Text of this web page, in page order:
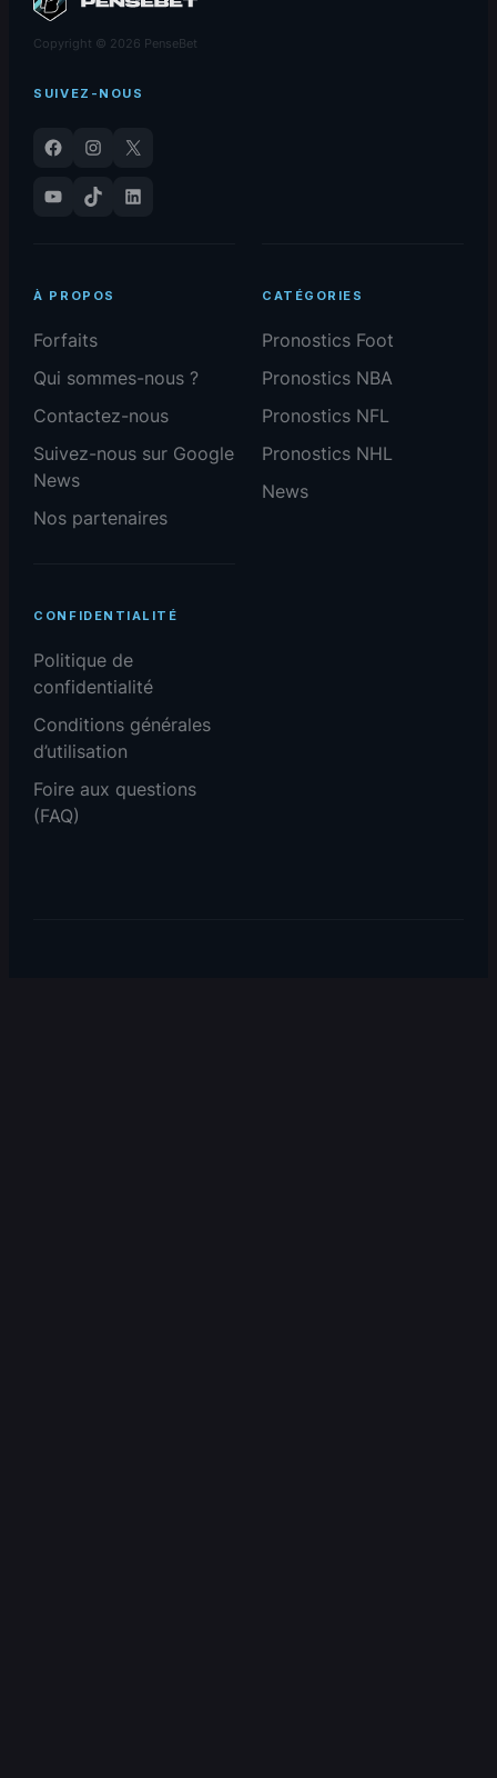
Copyright © 2026 PenseBet
SUIVEZ-NOUS
Facebook Instagram
X
YouTube
TikTok LinkedIn
À PROPOS
Forfaits
Qui sommes-nous ?
Contactez-nous
Suivez-nous sur Google
News
Nos partenaires
CATÉGORIES
Pronostics Foot
Pronostics NBA
Pronostics NFL
Pronostics NHL
News
CONFIDENTIALITÉ
Politique de
confidentialité
Conditions générales
d’utilisation
Foire aux questions
(FAQ)